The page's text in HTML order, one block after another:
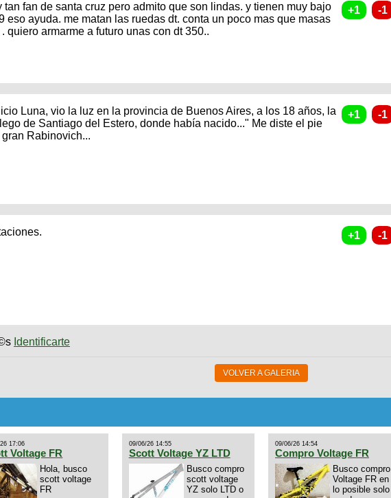
tan fan de santa cruz pero admito que son lindas. y tienen muy bajo
eso ayuda. me matan las ruedas dt. conta un poco mas que masas
quiero armarme a futuro unas con dt 350..
Luna, vio la luz en la provincia de Buenos Aires, a los 18 años, la
de Santiago del Estero, donde había nacido..." Me diste el pie
Rabinovich...
Identificarte
VOLVER A GALERIA
17:06
Voltage FR
Hola, busco
scott voltage
FR
09/06/26 14:55
Scott Voltage YZ LTD
Busco compro
scott voltage
YZ solo LTD o
09/06/26 14:54
Compro Voltage FR
Busco compro
Voltage FR en
lo posible solo